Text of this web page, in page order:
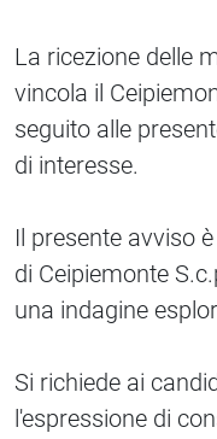
La ricezione delle
vincola il
seguito alle
di interesse.
Il presente avviso
di Ceipiemonte
una indagine
Si richiede ai
l'espressione di